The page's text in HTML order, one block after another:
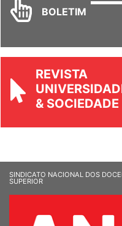
BOLETIM
REVISTA
& SOCIEDADE
SINDICATO NACIONAL DOS
SUPERIOR